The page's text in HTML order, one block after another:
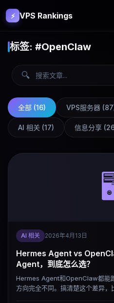
⚡ VPS Rankings
标签: #OpenClaw
🔍
全部 (16) VPS服务器 (87
AI 相关 (17) 信息分享 (
AI 相关 2026年4月13日
Hermes Agent vs
Agent，到底怎么选？
Hermes Agent和OpenClaw都能
方向完全不同。搞清楚这个差异，